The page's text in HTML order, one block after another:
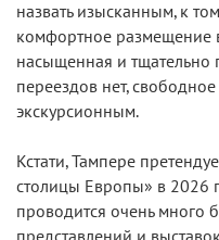
назвать изысканным, к
комфортное размещение
насыщенная и тщательно
переездов нет,
экскурсионным.
Кстати, Тампере
столицы Европы» в 2026
проводится очень много